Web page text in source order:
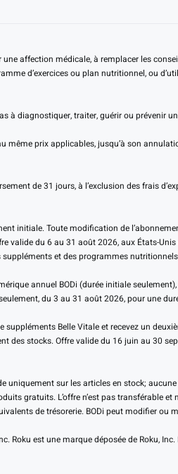
affection médicale, à remplacer les
d’exercices ou plan nutritionnel, ou
à diagnostiquer, traiter, guérir ou prévenir
même prix applicables, jusqu’à son
de 31 jours, à l’exclusion des frais
initiale. Toute modification de
valide du 6 au 31 août 2026, aux États-
et des programmes
annuel BODi (durée initiale
du 3 au 31 août 2026, pour une
Belle Vitale et recevez un
des stocks. Offre valide du 16 juin au 30
uniquement sur les articles en stock;
gratuits. L’offre n’est pas transférable
de trésorerie. BODi peut modifier ou
Roku est une marque déposée de Roku,